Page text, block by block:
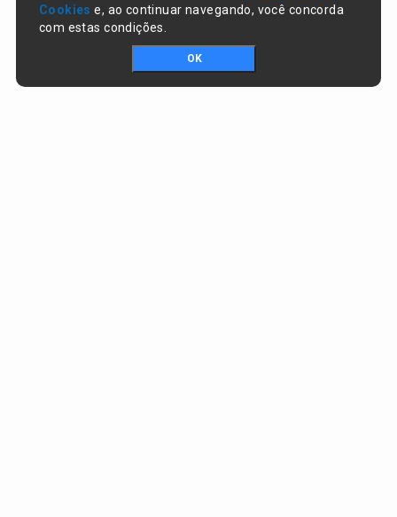
Cookies e, ao continuar navegando, você concorda
com estas condições.
OK